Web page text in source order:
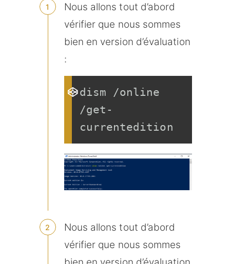
Nous allons tout d’abord
vérifier que nous sommes
bien en version d’évaluation
:
dism /online
/get-
currentedition
Nous allons tout d’abord
vérifier que nous sommes